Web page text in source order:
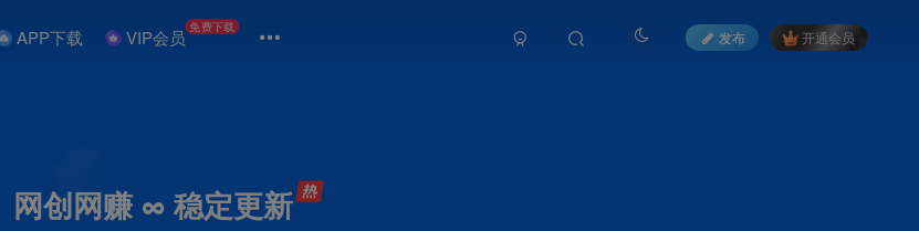
APP下载 VIP会员 免费下载
发布 开通会员
网创网赚 ∞ 稳定更新